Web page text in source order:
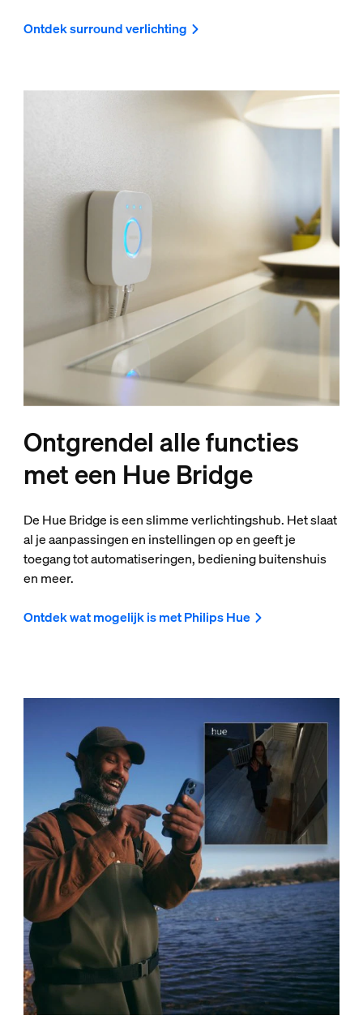
Ontdek surround verlichting
Ontgrendel alle functies
met een Hue Bridge
De Hue Bridge is een slimme verlichtingshub. Het slaat
al je aanpassingen en instellingen op en geeft je
toegang tot automatiseringen, bediening buitenshuis
en meer.
Ontdek wat mogelijk is met Philips Hue